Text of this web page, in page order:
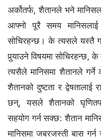
अर्कोतर्फ, शैतानले भने
आफ्नो पूरै समय मानिसलाई
सोचिरहन्छ। के त्यसले यस्तै
पुर्‍याउने विषयमा
त्यसैले मानिसमा शैतानले गर्ने
शैतानको दुष्‍टता र द्वेषतालाई
छन्, यसले शैतानको
सहयोग गर्न सक्छ: शैतान
मानिसमा जबरजस्ती बास